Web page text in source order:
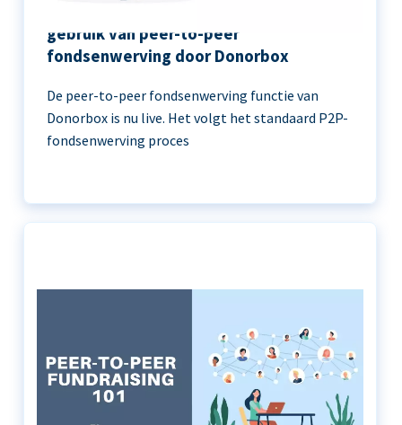
gebruik van peer-to-peer
fondsenwerving door Donorbox
De peer-to-peer fondsenwerving functie van
Donorbox is nu live. Het volgt het standaard P2P-
fondsenwerving proces